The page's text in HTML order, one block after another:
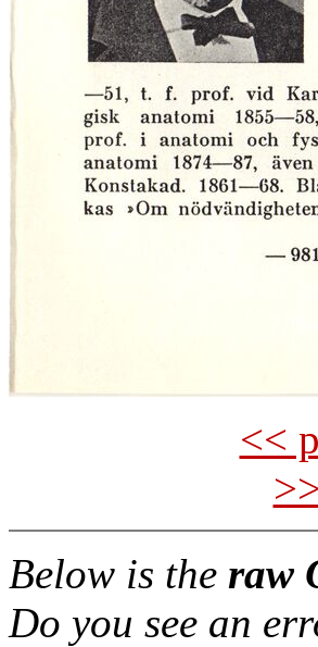
<<
Below is the raw
Do you see an